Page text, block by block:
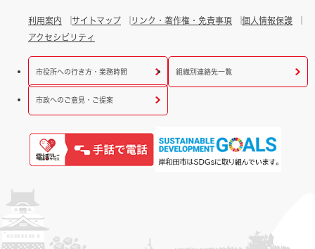
利用案内 サイトマップ リンク・著作権・免責事項
個人情報保護
アクセシビリティ
市役所への行き方・業務時間 組織別連絡先一覧
市政へのご意見・ご提案